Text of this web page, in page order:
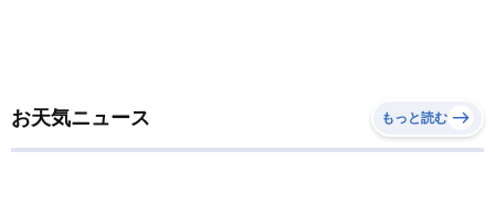
お天気ニュース もっと読む